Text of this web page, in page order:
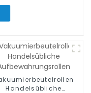
Handelsübliche